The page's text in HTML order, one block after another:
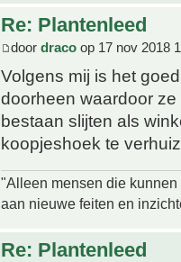
Re: Plantenleed
door draco op 17 nov 2018
Volgens mij is het
doorheen waardoor
bestaan slijten als
koopjeshoek te
"Alleen mensen die
aan nieuwe feiten en
Re: Plantenleed